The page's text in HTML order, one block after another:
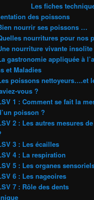
Les fiches
des poissons
nourrir ses poissons …
nourritures pour nos
nourriture vivante
gastronomie appliquée à
et Maladies
poissons nettoyeurs….et
vous ?
1 : Comment se fait la
poisson ?
2 : Les autres mesures
3 : Les écailles
4 : La respiration
5 : Les organes
6 : Les nageoires
7 : Rôle des dents